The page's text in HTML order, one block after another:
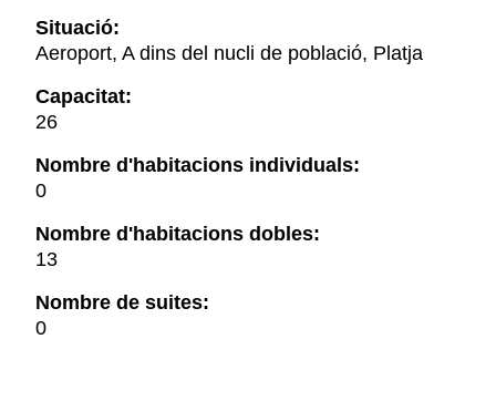
Situació:
Aeroport, A dins del nucli de població, Platja
Capacitat:
26
Nombre d'habitacions individuals:
0
Nombre d'habitacions dobles:
13
Nombre de suites:
0